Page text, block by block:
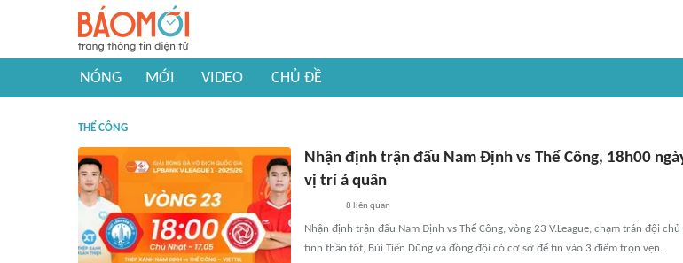
NÓNG MỚI VIDEO CHỦ ĐỀ
THỂ CÔNG
Nhận định trận đấu Nam Định vs Thể Công, 18h00
vị trí á quân
8 liên quan
Nhận định trận đấu Nam Định vs Thể Công, vòng 23 V.League, chạm trán đội
tinh thần tốt, Bùi Tiến Dũng và đồng đội có cơ sở để tin vào 3 điểm trọn vẹn.